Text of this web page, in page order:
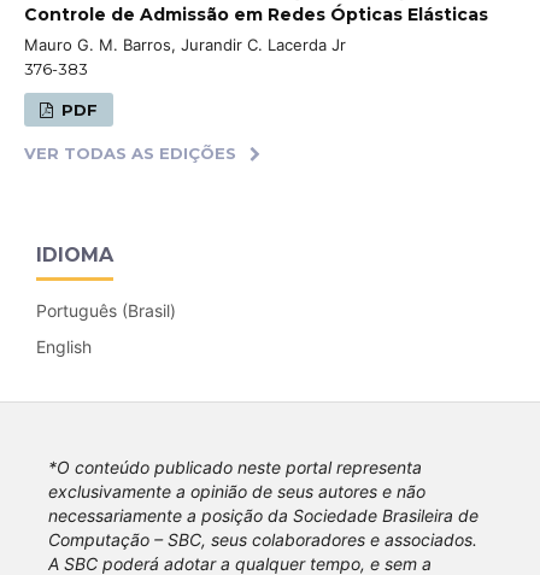
Controle de Admissão em Redes Ópticas Elásticas
Mauro G. M. Barros, Jurandir C. Lacerda Jr
376-383
PDF
VER TODAS AS EDIÇÕES
IDIOMA
Português (Brasil)
English
*O conteúdo publicado neste portal representa
exclusivamente a opinião de seus autores e não
necessariamente a posição da Sociedade Brasileira de
Computação – SBC, seus colaboradores e associados.
A SBC poderá adotar a qualquer tempo, e sem a